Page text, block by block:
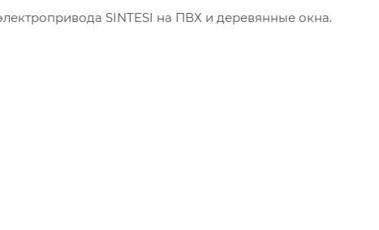
SINTESI на ПВХ и деревянные окна.